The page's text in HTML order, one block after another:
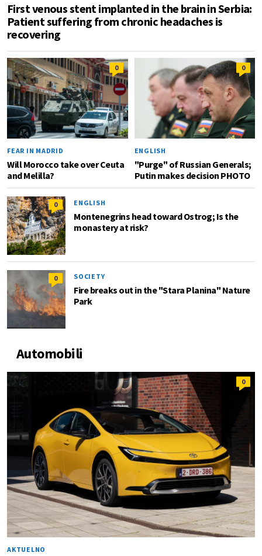
First venous stent implanted in the brain in Serbia:
Patient suffering from chronic headaches is
recovering
0
FEAR IN MADRID
Will Morocco take over Ceuta
and Melilla?
0
ENGLISH
"Purge" of Russian Generals;
Putin makes decision PHOTO
0 ENGLISH
Montenegrins head toward Ostrog; Is the
monastery at risk?
0 SOCIETY
Fire breaks out in the "Stara Planina" Nature
Park
Automobili
0
AKTUELNO